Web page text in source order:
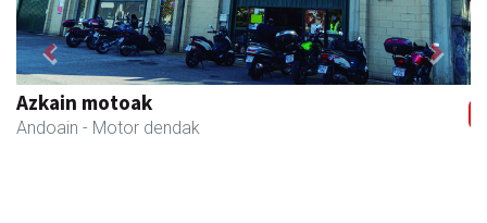
Zubimusu Ikastola
Zizurkil - Hezkuntza
Previous Next